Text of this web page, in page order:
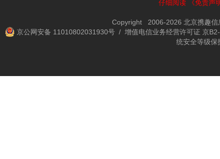
仔细阅读 《免责声
Copyright 2006-2026 北京携趣信
京公网安备 11010802031930号 / 增值电信业务经营许可证 京
统安全等级